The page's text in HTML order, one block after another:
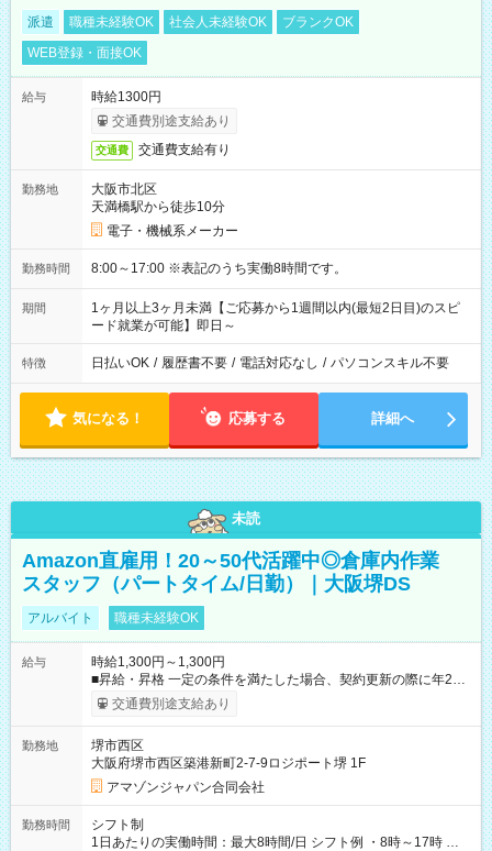
派遣 職種未経験OK 社会人未経験OK
ブランクOK
WEB登録・面接OK
給与
時給1300円
交通費別途支給あり
交通費 交通費支給有り
勤務地
大阪市北区
天満橋駅から徒歩10分
電子・機械系メーカー
勤務時間 8:00～17:00 ※表記のうち実働8時間です。
期間
1ヶ月以上3ヶ月未満【ご応募から1週間以内(最短2日目)のスピ
ード就業が可能】即日～
特徴 日払いOK / 履歴書不要 / 電話対応なし / パソコンスキル不要
気になる！ 応募する 詳細へ
未読
Amazon直雇用！20～50代活躍中◎倉庫内作業
スタッフ（パートタイム/日勤）｜大阪堺DS
アルバイト 職種未経験OK
給与
時給1,300円～1,300円
■昇給・昇格 一定の条件を満たした場合、契約更新の際に年2回
まで昇給の機会があります。 ■正社員登用制度あり ※月末締/翌
月25日支払い ※時間外手当、別途支給 ※深夜割増賃金 (22:00～
☆Amazon直雇用で安定して働けます！ 【試用期間】試用期間
あり 試用期間の長さ：1週間 雇用形態、給与は本採用時と同じ
です。
交通費別途支給あり
勤務地
堺市西区
大阪府堺市西区築港新町2-7-9ロジポート堺 1F
アマゾンジャパン合同会社
勤務時間
シフト制
1日あたりの実働時間：最大8時間/日 シフト例 ・8時～17時 ・